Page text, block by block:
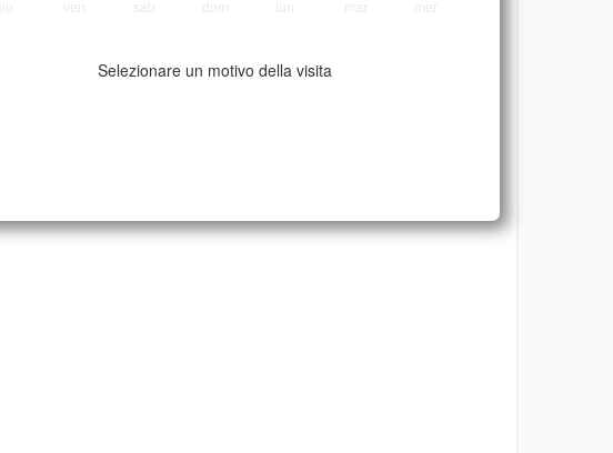
Selezionare un motivo della visita